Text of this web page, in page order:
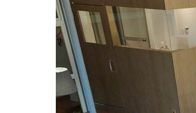
パワースポット